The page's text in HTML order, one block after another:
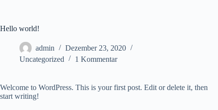
Hello world!
admin
Dezember 23, 2020
Uncategorized
1 Kommentar
Welcome to WordPress. This is your first post. Edit or delete it, then
start writing!